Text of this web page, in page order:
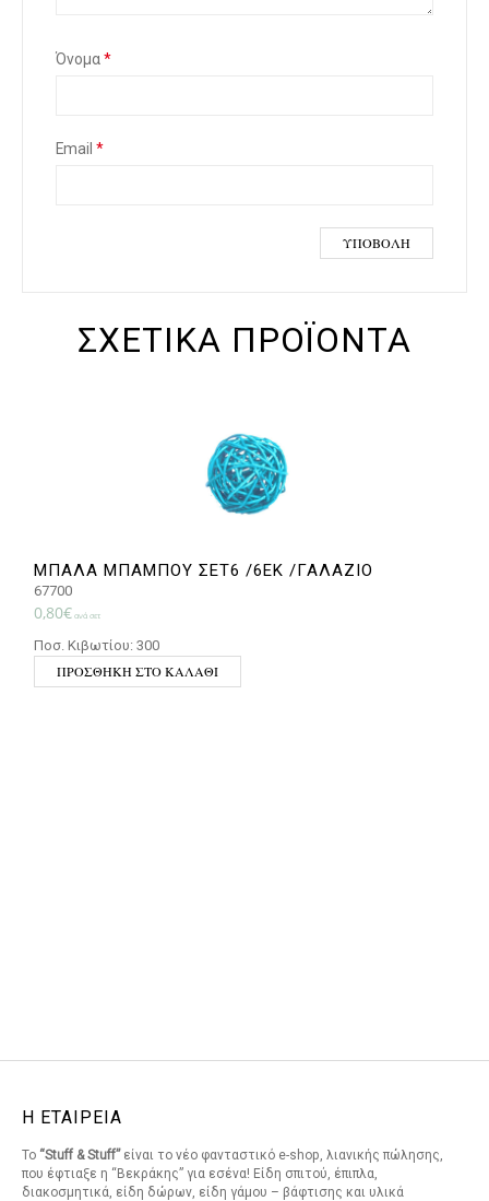
Όνομα*
Email *
ΣΧΕΤΙΚΆ ΠΡΟΪΌΝΤΑ
ΜΠΑΛΑ ΜΠΑΜΠΟΥ ΣΕΤ6 /6EK /ΓΑΛΑΖΙΟ
67700
0,80€ ανά σετ
Ποσ. Κιβωτίου: 300
ΠΡΟΣΘΉΚΗ ΣΤΟ ΚΑΛΆΘΙ
Η ΕΤΑΙΡΕΙΑ
Το “Stuff & Stuff”είναι το νέο φανταστικό e-shop, λιανικής πώλησης,
που έφτιαξε η “Βεκράκης” για εσένα! Είδη σπιτού, έπιπλα,
διακοσμητικά, είδη δώρων, είδη γάμου – βάφτισης και υλικά